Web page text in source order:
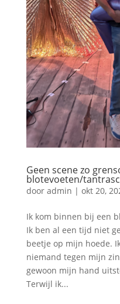
Geen scene zo
blotevoeten/
door admin | okt 20,
Ik kom binnen bij een
Ik ben al een tijd niet
beetje op mijn hoede.
niemand tegen mijn
gewoon mijn hand
Terwijl ik...